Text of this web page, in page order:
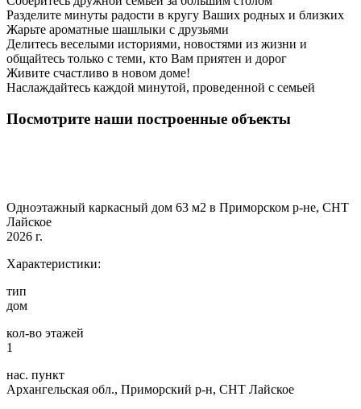
Разделите минуты радости в кругу Ваших родных и близких
Жарьте ароматные шашлыки с друзьями
Делитесь веселыми историями, новостями из жизни и
общайтесь только с теми, кто Вам приятен и дорог
Живите счастливо в новом доме!
Наслаждайтесь каждой минутой, проведенной с семьей
Посмотрите наши построенные объекты
Одноэтажный каркасный дом 63 м2 в Приморском р-не, СНТ
Лайское
2026 г.
Характеристики:
тип
дом
кол-во этажей
1
нас. пункт
Архангельская обл., Приморский р-н, СНТ Лайское